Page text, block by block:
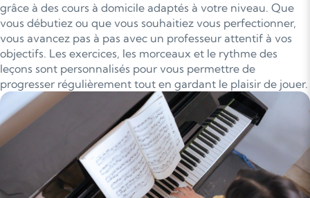
grâce à des cours à domicile adaptés à votre niveau. Que
vous débutiez ou que vous souhaitiez vous perfectionner,
vous avancez pas à pas avec un professeur attentif à vos
objectifs. Les exercices, les morceaux et le rythme des
leçons sont personnalisés pour vous permettre de
progresser régulièrement tout en gardant le plaisir de jouer.